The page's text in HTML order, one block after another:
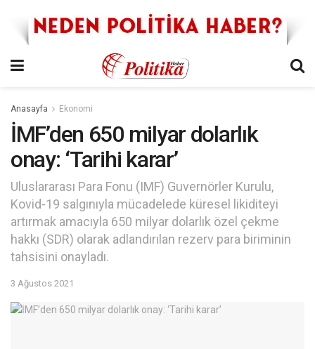
Anasayfa Ekonomi
İMF’den 650 milyar dolarlık
onay: ‘Tarihi karar’
Uluslararası Para Fonu (IMF) Guvernörler Kurulu,
Kovid-19 salgınıyla mücadelede küresel likiditeyi
artırmak amacıyla 650 milyar dolarlık özel çekme
hakkı (SDR) olarak adlandırılan rezerv para biriminin
tahsisini onayladı.
3 Ağustos 2021